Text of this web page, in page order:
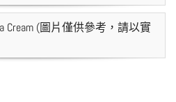
Cream (圖片僅供參考，請以實